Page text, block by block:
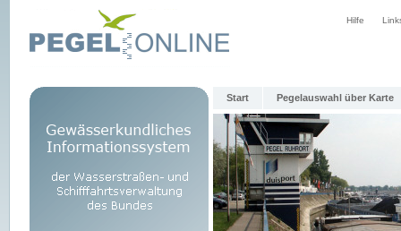
Hilfe
Start Pegelauswahl über Karte